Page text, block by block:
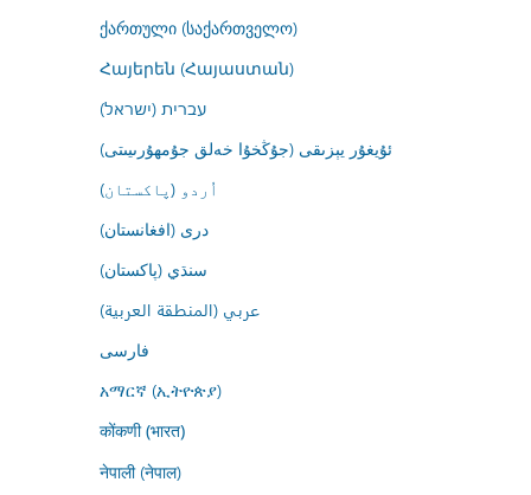
ქართული (საქართველო)
Հայերեն (Հայաստան)
עברית (ישראל)
ئۇيغۇر يېزىقى (جۇڭخۇا خەلق جۇمھۇرىيىتى)
اُردو (پاکستان)
درى (افغانستان)
سنڌي (پاکستان)
عربي (المنطقة العربية)
فارسى
አማርኛ (ኢትዮጵያ)
कोंकणी (भारत)
नेपाली (नेपाल)